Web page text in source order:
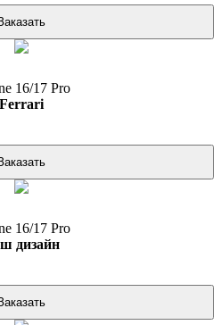
16/17 Pro
Ferrari
16/17 Pro
дизайн